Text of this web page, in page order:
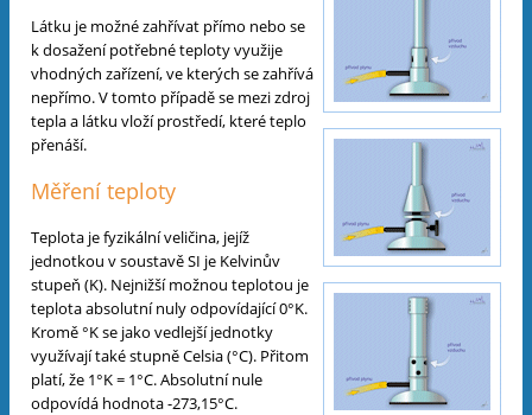
Látku je možné zahřívat přímo nebo se
k dosažení potřebné teploty využije
vhodných zařízení, ve kterých se zahřívá
nepřímo. V tomto případě se mezi zdroj
tepla a látku vloží prostředí, které teplo
přenáší.
Měření teploty
Teplota je fyzikální veličina, jejíž
jednotkou v soustavě SI je Kelvinův
stupeň (K). Nejnižší možnou teplotou je
teplota absolutní nuly odpovídající 0°K.
Kromě °K se jako vedlejší jednotky
využívají také stupně Celsia (°C). Přitom
platí, že 1°K = 1°C. Absolutní nule
odpovídá hodnota -273,15°C.